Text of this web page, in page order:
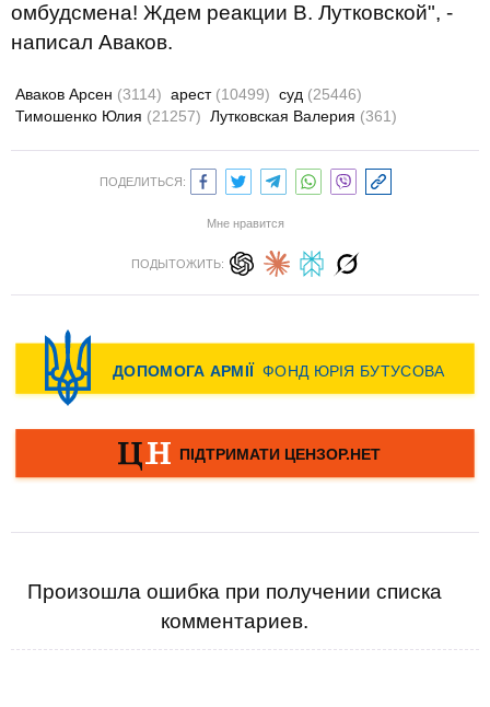
омбудсмена! Ждем реакции В. Лутковской", -
написал Аваков.
Аваков Арсен (3114) арест (10499) суд (25446)
Тимошенко Юлия (21257) Лутковская Валерия (361)
ПОДЕЛИТЬСЯ:
Мне нравится
ПОДЫТОЖИТЬ:
Произошла ошибка при получении списка
комментариев.